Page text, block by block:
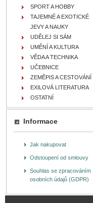
SPORT A HOBBY
TAJEMNÉ A EXOTICKÉ
JEVY A NAUKY
UDĚLEJ SI SÁM
UMĚNÍ A KULTURA
VĚDA A TECHNIKA
UČEBNICE
ZEMĚPIS A CESTOVÁNÍ
EXILOVÁ LITERATURA
OSTATNÍ
Informace
Jak nakupovat
Odstoupení od smlouvy
Souhlas se zpracováním
osobních údajů (GDPR)